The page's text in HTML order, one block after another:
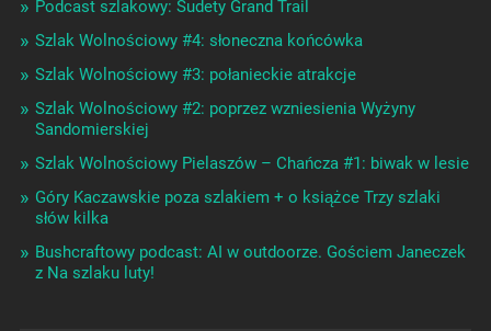
Podcast szlakowy: Sudety Grand Trail
Szlak Wolnościowy #4: słoneczna końcówka
Szlak Wolnościowy #3: połanieckie atrakcje
Szlak Wolnościowy #2: poprzez wzniesienia Wyżyny
Sandomierskiej
Szlak Wolnościowy Pielaszów – Chańcza #1: biwak w lesie
Góry Kaczawskie poza szlakiem + o książce Trzy szlaki
słów kilka
Bushcraftowy podcast: AI w outdoorze. Gościem Janeczek
z Na szlaku luty!